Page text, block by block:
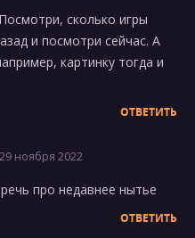
сколько игры
и посмотри сейчас. А
картинку тогда и
ОТВЕТИТЬ
29 ноября 2022
про недавнее нытье
ОТВЕТИТЬ